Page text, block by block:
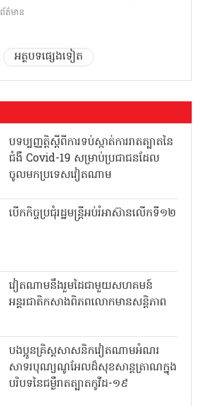
ព័ត៌មាន
អត្ថបទផ្សេងទៀត
បទប្បញ្ញត្តិស្តីពីការទប់ស្កាត់ការរាតត្បាតនៃ
ជំងឺ Covid-19 សម្រាប់ប្រជាជនដែល
ចូលមកប្រទេសវៀតណាម
បើកកិច្ចប្រជុំរដ្ឋមន្ត្រីអប់រំអាស៊ានលើកទី១២
វៀតណាមនឹងរួមដៃជាមួយសហគមន៍
អន្តរជាតិកសាងពិភពលោកមានសន្តិភាព
បងប្អូនគ្រិស្តសាសនិកវៀតណាមអំណរ
សាទរបុណ្យណូអែលដ៏សុខសាន្តត្រាណក្នុង
បរិបទនៃជម្ងឺរាតត្បាតកូវីដ-១៩